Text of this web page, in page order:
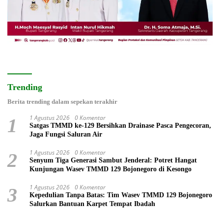
Trending
Berita trending dalam sepekan terakhir
1 1 Agustus 2026 0 Komentar
Satgas TMMD ke-129 Bersihkan Drainase Pasca Pengecoran,
Jaga Fungsi Saluran Air
2 1 Agustus 2026 0 Komentar
Senyum Tiga Generasi Sambut Jenderal: Potret Hangat
Kunjungan Wasev TMMD 129 Bojonegoro di Kesongo
3 1 Agustus 2026 0 Komentar
Kepedulian Tanpa Batas: Tim Wasev TMMD 129 Bojonegoro
Salurkan Bantuan Karpet Tempat Ibadah